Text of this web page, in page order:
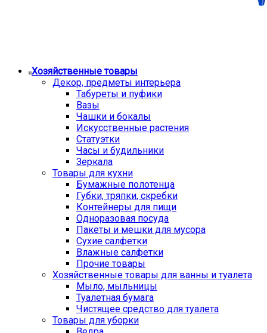
Хозяйственные товары
Декор, предметы интерьера
Табуреты и пуфики
Вазы
Чашки и бокалы
Искусственные растения
Статуэтки
Часы и будильники
Зеркала
Товары для кухни
Бумажные полотенца
Губки, тряпки, скребки
Контейнеры для пищи
Одноразовая посуда
Пакеты и мешки для мусора
Сухие салфетки
Влажные салфетки
Прочие товары
Хозяйственные товары для ванны и туалета
Мыло, мыльницы
Туалетная бумага
Чистящее средство для туалета
Товары для уборки